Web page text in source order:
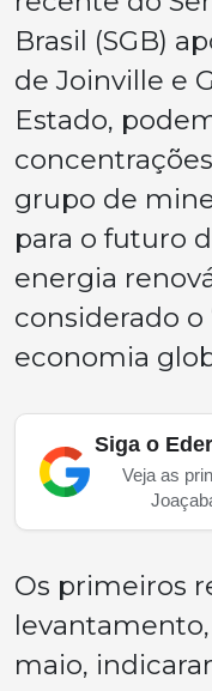
Brasil (SGB)
de Joinville e
Estado,
grupo de
para o futuro
energia
considerado o
economia
Siga o
Veja as
Os primeiros
levantamento,
maio,